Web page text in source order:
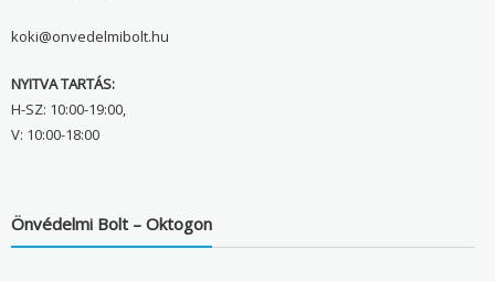
koki@onvedelmibolt.hu
NYITVA TARTÁS:
H-SZ: 10:00-19:00,
V: 10:00-18:00
Önvédelmi Bolt – Oktogon